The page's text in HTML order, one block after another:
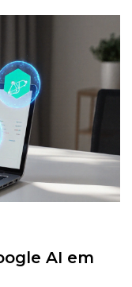
AI em